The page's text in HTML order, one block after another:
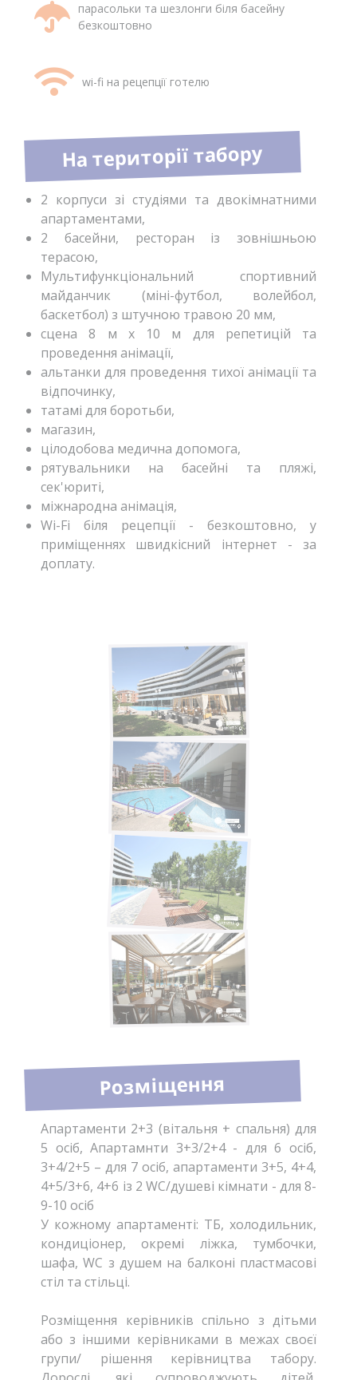
парасольки та шезлонги біля басейну
безкоштовно
wi-fi на рецепції готелю
На території табору
2 корпуси зі студіями та двокімнатними
апартаментами,
2 басейни, ресторан із зовнішньою
терасою,
Мультифункціональний спортивний
майданчик (міні-футбол, волейбол,
баскетбол) з штучною травою 20 мм,
сцена 8 м х 10 м для репетицій та
проведення анімації,
альтанки для проведення тихої анімації та
відпочинку,
татамі для боротьби,
магазин,
цілодобова медична допомога,
рятувальники на басейні та пляжі,
сек'юриті,
міжнародна анімація,
Wi-Fi біля рецепції - безкоштовно, у
приміщеннях швидкісний інтернет - за
доплату.
Розміщення
Апартаменти 2+3 (вітальня + спальня) для
5 осіб, Апартамнти 3+3/2+4 - для 6 осіб,
3+4/2+5 – для 7 осіб, апартаменти 3+5, 4+4,
4+5/3+6, 4+6 із 2 WC/душеві кімнати - для 8-
9-10 осіб
У кожному апартаменті: ТБ, холодильник,
кондиціонер, окремі ліжка, тумбочки,
шафа, WC з душем на балконі пластмасові
стіл та стільці.
Розміщення керівників спільно з дітьми
або з іншими керівниками в межах своєї
групи/ рішення керівництва табору.